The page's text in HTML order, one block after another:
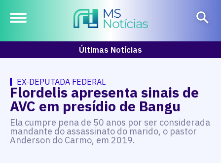
Últimas Notícias
EX-DEPUTADA FEDERAL
Flordelis apresenta sinais de
AVC em presídio de Bangu
Ela cumpre pena de 50 anos por ser considerada
mandante do assassinato do marido, o pastor
Anderson do Carmo, em 2019.